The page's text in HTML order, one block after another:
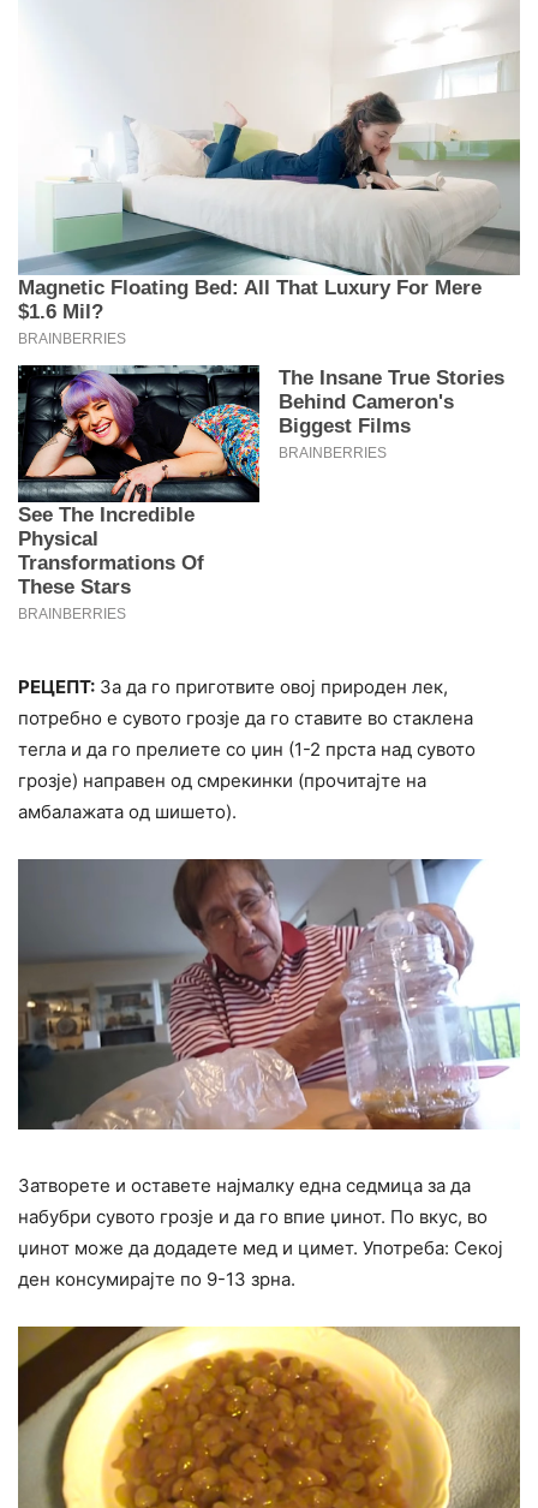
РЕЦЕПТ: За да го приготвите овој природен лек,
потребно е сувото грозје да го ставите во стаклена
тегла и да го прелиете со џин (1-2 прста над сувото
грозје) направен од смрекинки (прочитајте на
амбалажата од шишето).
Затворете и оставете најмалку една седмица за да
набубри сувото грозје и да го впие џинот. По вкус, во
џинот може да додадете мед и цимет. Употреба: Секој
ден консумирајте по 9-13 зрна.